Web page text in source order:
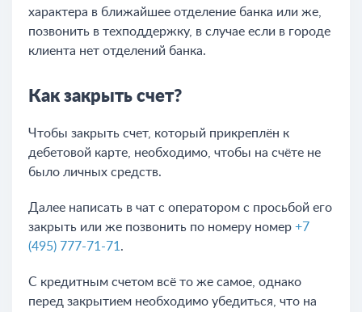
характера в ближайшее отделение банка или же,
позвонить в техподдержку, в случае если в городе
клиента нет отделений банка.
Как закрыть счет?
Чтобы закрыть счет, который прикреплён к
дебетовой карте, необходимо, чтобы на счёте не
было личных средств.
Далее написать в чат с оператором с просьбой его
закрыть или же позвонить по номеру номер +7
(495) 777-71-71 .
С кредитным счетом всё то же самое, однако
перед закрытием необходимо убедиться, что на